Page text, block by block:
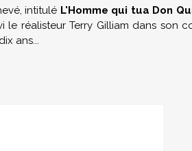
intitulé L'Homme qui tua Don
le réalisteur Terry Gilliam dans son
ans...